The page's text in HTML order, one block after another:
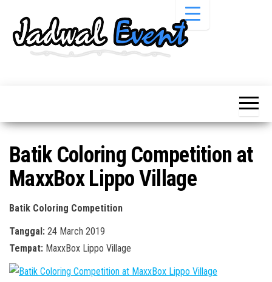
Pameran,
Acara &
Promo
Terbaru
Pameran,
Bazaar,
Workshop,
Job Fair,
Lomba dll.
Batik Coloring Competition at
MaxxBox Lippo Village
Batik Coloring Competition
Tanggal: 24 March 2019
Tempat: MaxxBox Lippo Village